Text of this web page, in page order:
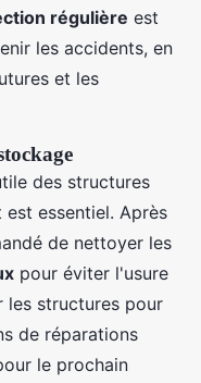
régulière est
les accidents, en
et les
des structures
essentiel. Après
de nettoyer les
pour éviter l'usure
les structures pour
de réparations
le prochain